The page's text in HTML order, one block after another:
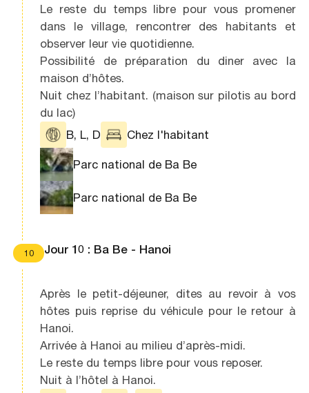
Le reste du temps libre pour vous promener
dans le village, rencontrer des habitants et
observer leur vie quotidienne.
Possibilité de préparation du diner avec la
maison d’hôtes.
Nuit chez l’habitant. (maison sur pilotis au bord
du lac)
B, L, D
Chez l'habitant
Parc national de Ba Be
Parc national de Ba Be
10 Jour 10 : Ba Be - Hanoi
Après le petit-déjeuner, dites au revoir à vos
hôtes puis reprise du véhicule pour le retour à
Hanoi.
Arrivée à Hanoi au milieu d’après-midi.
Le reste du temps libre pour vous reposer.
Nuit à l’hôtel à Hanoi.